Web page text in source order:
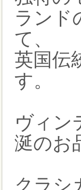
ランド
て、
英国伝
す。
ヴィン
涎のお
クラシ